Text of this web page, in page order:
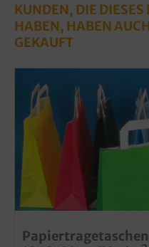
KUNDEN, DIE
HABEN, HABEN
GEKAUFT